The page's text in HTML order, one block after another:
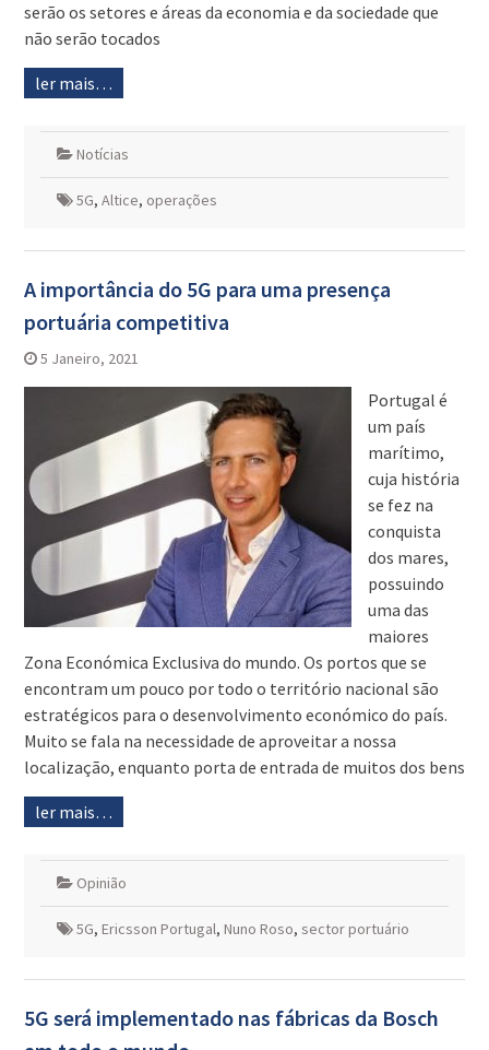
serão os setores e áreas da economia e da sociedade que
não serão tocados
ler mais…
Notícias
5G, Altice, operações
A importância do 5G para uma presença
portuária competitiva
5 Janeiro, 2021
Portugal é
um país
marítimo,
cuja história
se fez na
conquista
dos mares,
possuindo
uma das
maiores
Zona Económica Exclusiva do mundo. Os portos que se
encontram um pouco por todo o território nacional são
estratégicos para o desenvolvimento económico do país.
Muito se fala na necessidade de aproveitar a nossa
localização, enquanto porta de entrada de muitos dos bens
ler mais…
Opinião
5G, Ericsson Portugal, Nuno Roso, sector portuário
5G será implementado nas fábricas da Bosch